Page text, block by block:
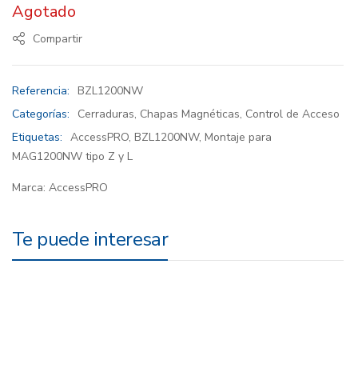
Agotado
Compartir
Referencia: BZL1200NW
Categorías:
Cerraduras, Chapas Magnéticas, Control de Acceso
Etiquetas: AccessPRO, BZL1200NW, Montaje para
MAG1200NW tipo Z y L
Marca: AccessPRO
Te puede interesar